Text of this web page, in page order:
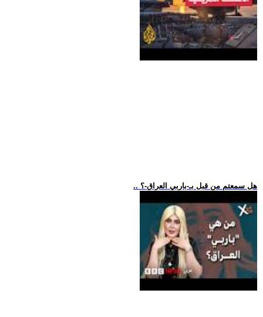
.. هل سمعتم من قبل بـ-باربي العراق-؟